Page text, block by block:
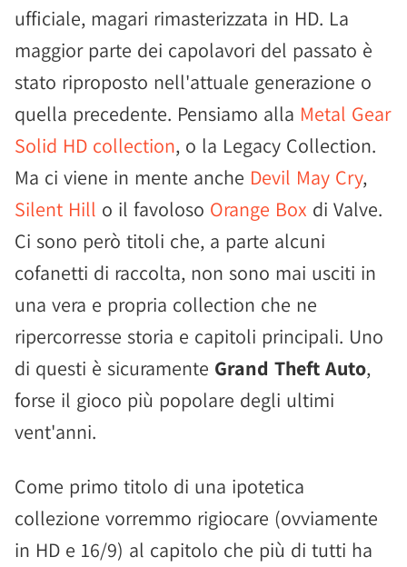
ufficiale, magari rimasterizzata in HD. La
maggior parte dei capolavori del passato è
stato riproposto nell'attuale generazione o
quella precedente. Pensiamo alla Metal Gear
Solid HD collection, o la Legacy Collection.
Ma ci viene in mente anche Devil May Cry,
Silent Hill o il favoloso Orange Box di Valve.
Ci sono però titoli che, a parte alcuni
cofanetti di raccolta, non sono mai usciti in
una vera e propria collection che ne
ripercorresse storia e capitoli principali. Uno
di questi è sicuramente Grand Theft Auto,
forse il gioco più popolare degli ultimi
vent'anni.
Come primo titolo di una ipotetica
collezione vorremmo rigiocare (ovviamente
in HD e 16/9) al capitolo che più di tutti ha